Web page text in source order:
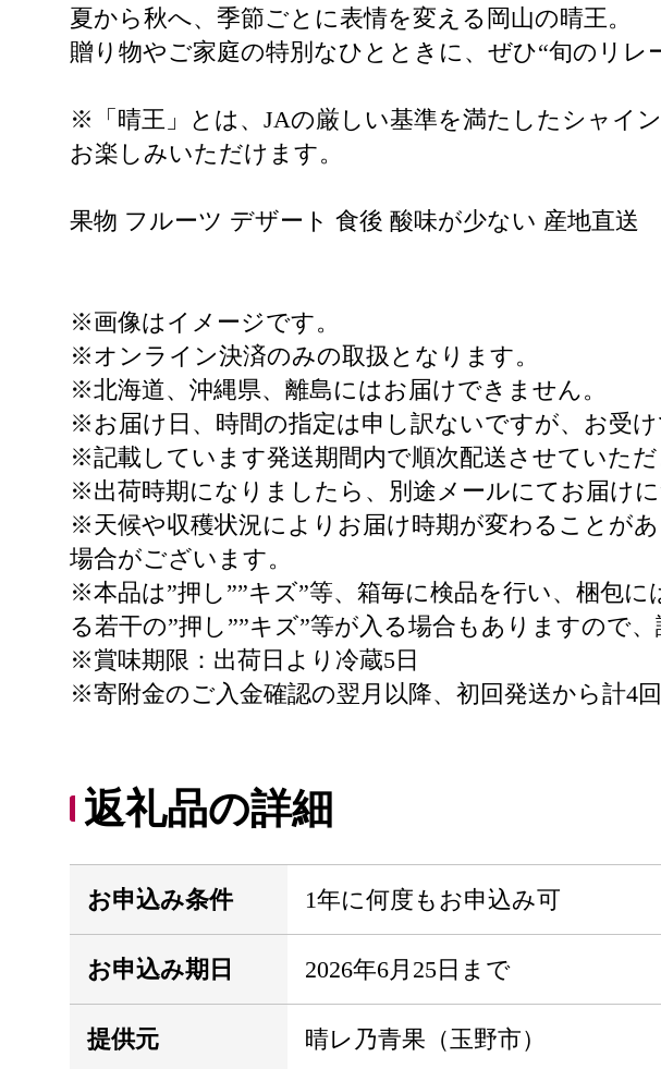
夏から秋へ、季節ごとに表情を変える岡山の晴王。
贈り物やご家庭の特別なひとときに、ぜひ“旬のリレ
※「晴王」とは、JAの厳しい基準を満たしたシャイ
お楽しみいただけます。
果物 フルーツ デザート 食後 酸味が少ない 産地直送
※画像はイメージです。
※オンライン決済のみの取扱となります。
※北海道、沖縄県、離島にはお届けできません。
※お届け日、時間の指定は申し訳ないですが、お受け
※記載しています発送期間内で順次配送させていただ
※出荷時期になりましたら、別途メールにてお届け
※天候や収穫状況によりお届け時期が変わることが
場合がございます。
※本品は”押し””キズ”等、箱毎に検品を行い、梱包
る若干の”押し””キズ”等が入る場合もありますので
※賞味期限：出荷日より冷蔵5日
※寄附金のご入金確認の翌月以降、初回発送から計4
返礼品の詳細
お申込み条件 1年に何度もお申込み可
お申込み期日 2026年6月25日まで
提供元 晴レ乃青果（玉野市）